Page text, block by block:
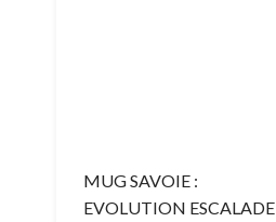
MUG SAVOIE :
EVOLUTION ESCALADE